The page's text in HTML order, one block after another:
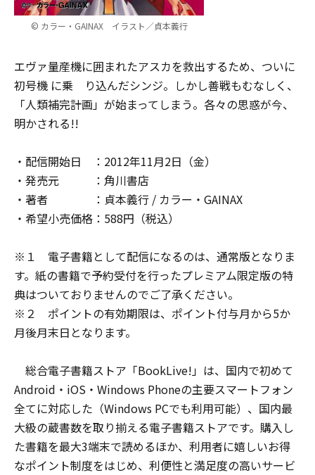
© カラー・GAINAX イラスト／貞本義行
エヴァ量産機に囲まれたアスカを救出するため、ついに
初号機 に乗 り込んだシンジ。しかし善戦もむなしく、
「人類補完計画」が始まってしまう――。各々の思惑が今、
明かされる!!
・配信開始日 ：2012年11月2日（金）
・発売元 ：角川書店
・著者 ：貞本義行 / カラー・GAINAX
・希望小売価格：588円（税込）
※１ 電子書籍として配信になるのは、通常版となりま
す。紙の書籍で予約受付を行ったプレミアム限定版の特
典はついておりませんのでご了承ください。
※２ ポイントの有効期限は、ポイント付与月から5か
月後月末日となります。
総合電子書籍ストア「BookLive!」は、国内で初めて
Android・iOS・Windows Phoneの主要スマートフォン
全てに対応した（Windows PCでも利用可能）、国内最
大級の蔵書数を取り揃える電子書籍ストアです。購入し
た書籍を最大3端末で読めるほか、利用者に嬉しいお得
なポイント制度をはじめ、利便性と満足度の高いサービ